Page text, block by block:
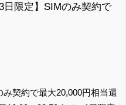
日限定】SIMのみ契約で
契約で最大20,000円相当還